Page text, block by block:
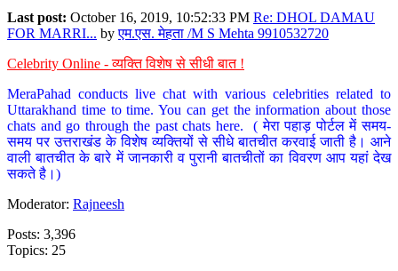
Last post: October 16, 2019, 10:52:33 PM Re: DHOL DAMAU
FOR MARRI... byएम.एस. मेहता /M S Mehta 9910532720
Celebrity Online - व्यक्ति विशेष से सीधी बात !
MeraPahad conducts live chat with various celebrities related to
Uttarakhand time to time. You can get the information about those
chats and go through the past chats here. ( मेरा पहाड़ पोर्टल में समय-
समय पर उत्तराखंड के विशेष व्यक्तियों से सीधे बातचीत करवाई जाती है। आने
वाली बातचीत के बारे में जानकारी व पुरानी बातचीतों का विवरण आप यहां देख
सकते है।)
Moderator: Rajneesh
Posts: 3,396
Topics: 25